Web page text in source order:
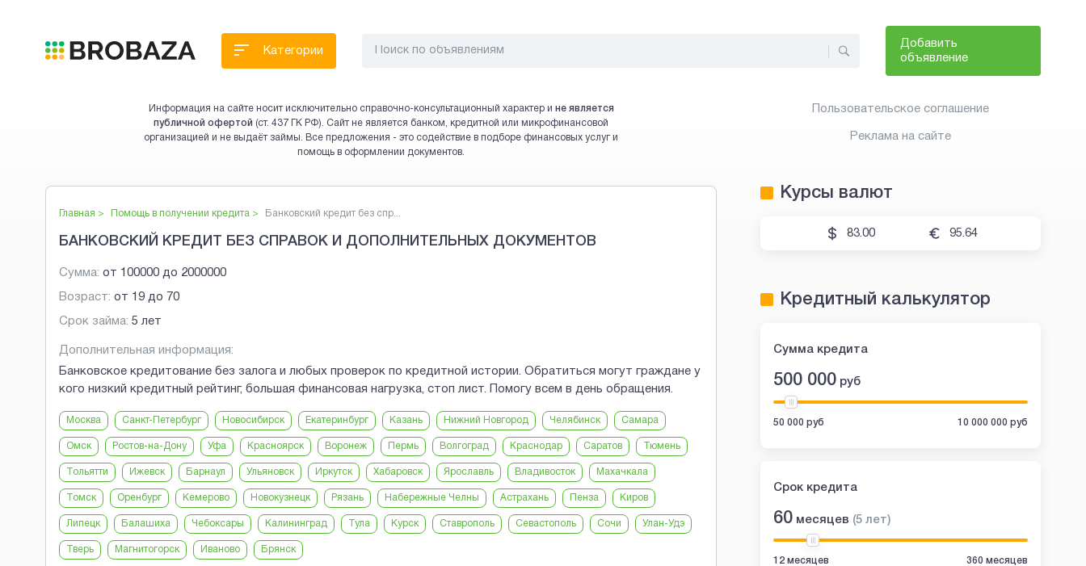
Добавить
объявление
Категории
Информация на сайте носит исключительно справочно-консультационный характер и не является
публичной офертой (ст. 437 ГК РФ). Сайт не является банком, кредитной или микрофинансовой
организацией и не выдаёт займы. Все предложения - это содействие в подборе финансовых услуг и
помощь в оформлении документов.
Главная > Помощь в получении кредита > Банковский кредит без спр...
БАНКОВСКИЙ КРЕДИТ БЕЗ СПРАВОК И ДОПОЛНИТЕЛЬНЫХ ДОКУМЕНТОВ
Сумма: от 100000 до 2000000
Возраст: от 19 до 70
Срок займа: 5 лет
Дополнительная информация:
Банковское кредитование без залога и любых проверок по кредитной истории. Обратиться могут граждане у
кого низкий кредитный рейтинг, большая финансовая нагрузка, стоп лист. Помогу всем в день обращения.
Москва Санкт-Петербург Новосибирск Екатеринбург Казань Нижний Новгород Челябинск Самара
Омск Ростов-на-Дону Уфа Красноярск Воронеж Пермь Волгоград Краснодар Саратов Тюмень
Тольятти Ижевск Барнаул Ульяновск Иркутск Хабаровск Ярославль Владивосток Махачкала
Томск Оренбург Кемерово Новокузнецк Рязань Набережные Челны Астрахань Пенза Киров
Липецк Балашиха Чебоксары Калининград Тула Курск Ставрополь Севастополь Сочи Улан-Удэ
Тверь Магнитогорск Иваново Брянск
Пользовательское соглашение
Реклама на сайте
Курсы валют
83.00 95.64
Кредитный калькулятор
Сумма кредита
500 000 руб
50 000 руб 10 000 000 руб
Срок кредита
60 месяцев (5 лет)
12 месяцев 360 месяцев